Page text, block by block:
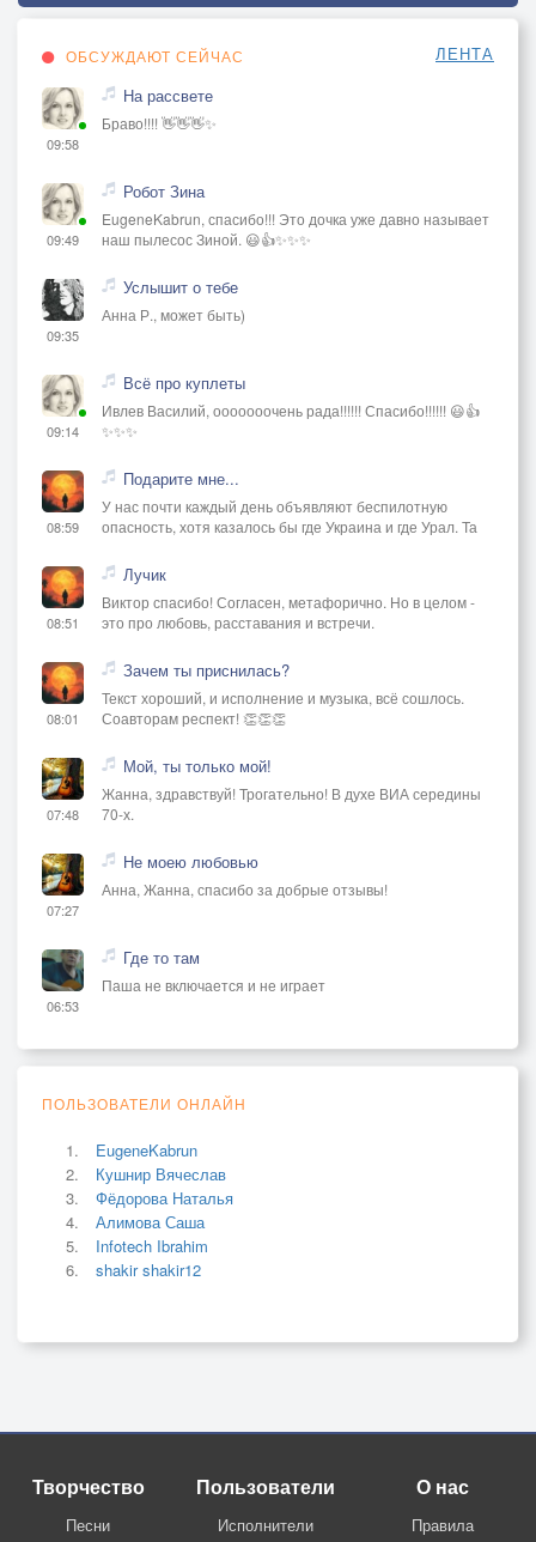
ОБСУЖДАЮТ СЕЙЧАС ЛЕНТА
09:58
На рассвете
Браво!!!! 👋👋👋✨
09:49
Робот Зина
EugeneKabrun, спасибо!!! Это дочка уже давно называет
наш пылесос Зиной. 😃👍✨✨✨
09:35
Услышит о тебе
Анна Р., может быть)
09:14
Всё про куплеты
Ивлев Василий, ооооооочень рада!!!!!! Спасибо!!!!!! 😃👍
✨✨✨
08:59
Подарите мне...
У нас почти каждый день объявляют беспилотную
опасность, хотя казалось бы где Украина и где Урал. Та
08:51
Лучик
Виктор спасибо! Согласен, метафорично. Но в целом -
это про любовь, расставания и встречи.
08:01
Зачем ты приснилась?
Текст хороший, и исполнение и музыка, всё сошлось.
Соавторам респект! 👏👏👏
07:48
Мой, ты только мой!
Жанна, здравствуй! Трогательно! В духе ВИА середины
70-х.
07:27
Не моею любовью
Анна, Жанна, спасибо за добрые отзывы!
06:53
Где то там
Паша не включается и не играет
ПОЛЬЗОВАТЕЛИ ОНЛАЙН
EugeneKabrun
Кушнир Вячеслав
Фёдорова Наталья
Алимова Саша
Infotech Ibrahim
shakir shakir12
Творчество
Песни
Пользователи
Исполнители
О нас
Правила